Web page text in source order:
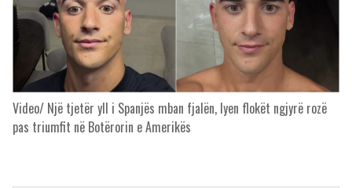
Video/ Një tjetër yll i Spanjës mban fjalën, lyen flokët ngjyrë rozë
pas triumfit në Botërorin e Amerikës